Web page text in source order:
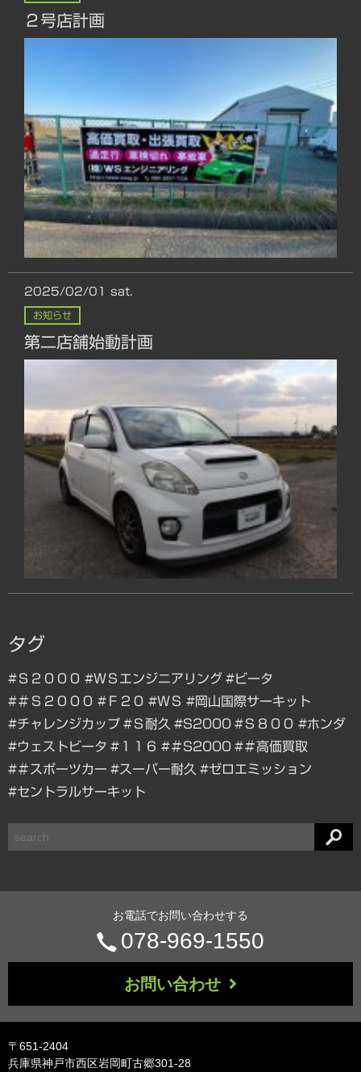
２号店計画
2025/02/01 sat.
お知らせ
第二店舗始動計画
タグ
#Ｓ２０００ #ＷＳエンジニアリング #ビータ
#＃Ｓ２０００ #Ｆ２０ #ＷＳ #岡山国際サーキット
#チャレンジカップ #Ｓ耐久 #S2000 #Ｓ８００ #ホンダ
#ウェストビータ #１１６ #＃S2000 #＃高価買取
#＃スポーツカー #スーパー耐久 #ゼロエミッション
#セントラルサーキット
索
お電話でお問い合わせする
電
話
番
号：
078-969-1550
お問い合わせ
〒651-2404
兵庫県神戸市西区岩岡町古郷301-28